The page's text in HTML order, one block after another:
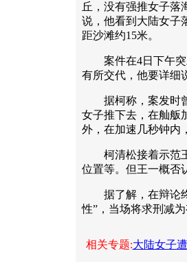
丘，没有强推女子落
说，他看到大陆女子
距沙滩约15米。
案件在4日下午突
有所交代，他要详细
据柯称，案发时曾
女子推下去，在舢舨
外，在加速几秒钟内
柯清松接着示范王
位置等。但王一概否
据了解，在辩论终
性”，当场将求刑减为
相关专题:大陆女子